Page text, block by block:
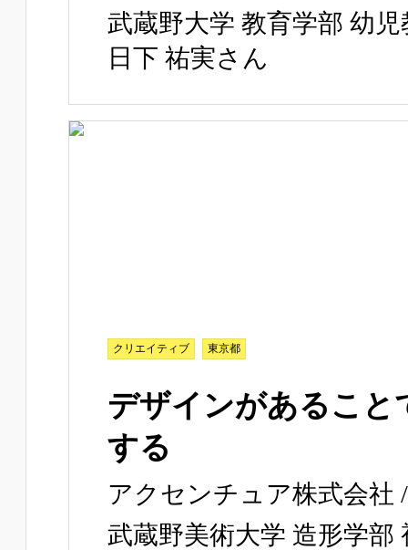
武蔵野大学 教育学部 幼
日下 祐実さん
クリエイティブ 東京都
デザインがあること
する
アクセンチュア株式会社
武蔵野美術大学 造形学部